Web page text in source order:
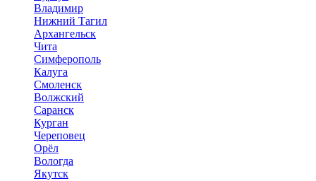
Владимир
Нижний Тагил
Архангельск
Чита
Симферополь
Калуга
Смоленск
Волжский
Саранск
Курган
Череповец
Орёл
Вологда
Якутск